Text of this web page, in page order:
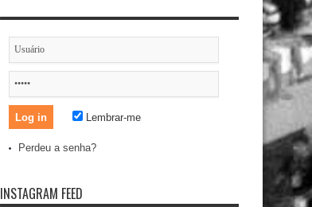
Lembrar-me
Perdeu a senha?
INSTAGRAM FEED